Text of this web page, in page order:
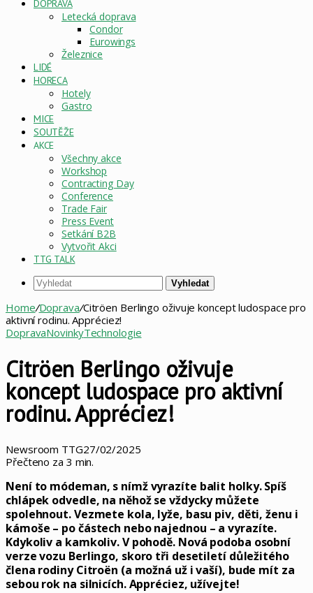
DOPRAVA
Letecká doprava
Condor
Eurowings
Železnice
LIDÉ
HORECA
Hotely
Gastro
MICE
SOUTĚŽE
AKCE
Všechny akce
Workshop
Contracting Day
Conference
Trade Fair
Press Event
Setkání B2B
Vytvořit Akci
TTG TALK
Vyhledat
Home/Doprava/Citröen Berlingo oživuje koncept ludospace pro
aktivní rodinu. Appréciez!
DopravaNovinkyTechnologie
Citröen Berlingo oživuje
koncept ludospace pro aktivní
rodinu. Appréciez!
Newsroom TTG27/02/2025
Přečteno za 3 min.
Není to módeman, s nímž vyrazíte balit holky. Spíš
chlápek odvedle, na něhož se vždycky můžete
spolehnout. Vezmete kola, lyže, basu piv, děti, ženu i
kámoše – po částech nebo najednou – a vyrazíte.
Kdykoliv a kamkoliv. V pohodě. Nová podoba osobní
verze vozu Berlingo, skoro tři desetiletí důležitého
člena rodiny Citroën (a možná už i vaší), bude mít za
sebou rok na silnicích. Appréciez, užívejte!